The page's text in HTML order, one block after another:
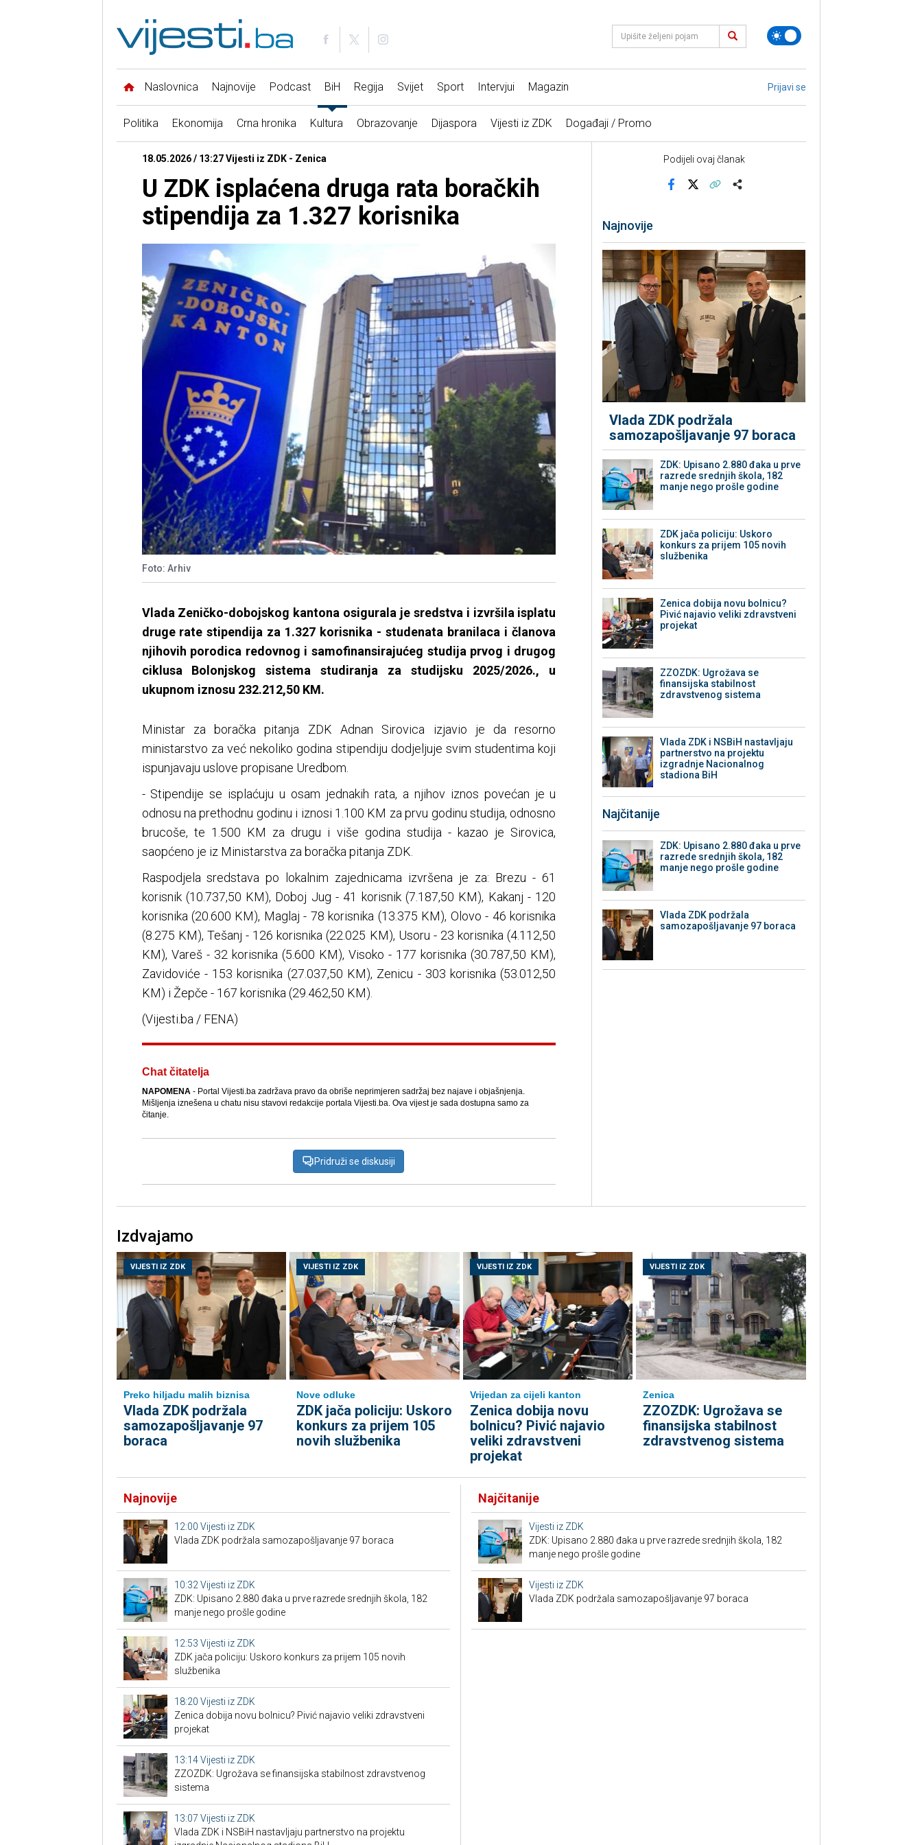
Naslovnica Najnovije Podcast BiH Regija Svijet Sport Intervjui Magazin Prijavi se
Politika Ekonomija Crna hronika Kultura Obrazovanje Dijaspora Vijesti iz ZDK Događaji / Promo
18.05.2026 / 13:27 Vijesti iz ZDK - Zenica
U ZDK isplaćena druga rata boračkih
stipendija za 1.327 korisnika
Foto: Arhiv
Vlada Zeničko-dobojskog kantona osigurala je sredstva i izvršila isplatu
druge rate stipendija za 1.327 korisnika - studenata branilaca i članova
njihovih porodica redovnog i samofinansirajućeg studija prvog i drugog
ciklusa Bolonjskog sistema studiranja za studijsku 2025/2026., u
ukupnom iznosu 232.212,50 KM.
Ministar za boračka pitanja ZDK Adnan Sirovica izjavio je da resorno
ministarstvo za već nekoliko godina stipendiju dodjeljuje svim studentima koji
ispunjavaju uslove propisane Uredbom.
- Stipendije se isplaćuju u osam jednakih rata, a njihov iznos povećan je u
odnosu na prethodnu godinu i iznosi 1.100 KM za prvu godinu studija, odnosno
brucoše, te 1.500 KM za drugu i više godina studija - kazao je Sirovica,
saopćeno je iz Ministarstva za boračka pitanja ZDK.
Raspodjela sredstava po lokalnim zajednicama izvršena je za: Brezu - 61
korisnik (10.737,50 KM), Doboj Jug - 41 korisnik (7.187,50 KM), Kakanj - 120
korisnika (20.600 KM), Maglaj - 78 korisnika (13.375 KM), Olovo - 46 korisnika
(8.275 KM), Tešanj - 126 korisnika (22.025 KM), Usoru - 23 korisnika (4.112,50
KM), Vareš - 32 korisnika (5.600 KM), Visoko - 177 korisnika (30.787,50 KM),
Zavidoviće - 153 korisnika (27.037,50 KM), Zenicu - 303 korisnika (53.012,50
KM) i Žepče - 167 korisnika (29.462,50 KM).
(Vijesti.ba / FENA)
Chat čitatelja
NAPOMENA- Portal Vijesti.ba zadržava pravo da obriše neprimjeren sadržaj bez najave i objašnjenja.
Mišljenja iznešena u chatu nisu stavovi redakcije portala Vijesti.ba. Ova vijest je sada dostupna samo za
čitanje.
Pridruži se diskusiji
Podijeli ovaj članak
Najnovije
Vlada ZDK podržala
samozapošljavanje 97 boraca
ZDK: Upisano 2.880 đaka u prve
razrede srednjih škola, 182
manje nego prošle godine
ZDK jača policiju: Uskoro
konkurs za prijem 105 novih
službenika
Zenica dobija novu bolnicu?
Pivić najavio veliki zdravstveni
projekat
ZZOZDK: Ugrožava se
finansijska stabilnost
zdravstvenog sistema
Vlada ZDK i NSBiH nastavljaju
partnerstvo na projektu
izgradnje Nacionalnog
stadiona BiH
Najčitanije
ZDK: Upisano 2.880 đaka u prve
razrede srednjih škola, 182
manje nego prošle godine
Vlada ZDK podržala
samozapošljavanje 97 boraca
Izdvajamo
VIJESTI IZ ZDK
Preko hiljadu malih biznisa
Vlada ZDK podržala
samozapošljavanje 97
boraca
VIJESTI IZ ZDK
Nove odluke
ZDK jača policiju: Uskoro
konkurs za prijem 105
novih službenika
VIJESTI IZ ZDK
Vrijedan za cijeli kanton
Zenica dobija novu
bolnicu? Pivić najavio
veliki zdravstveni
projekat
VIJESTI IZ ZDK
Zenica
ZZOZDK: Ugrožava se
finansijska stabilnost
zdravstvenog sistema
Najnovije
12:00 Vijesti iz ZDK
Vlada ZDK podržala samozapošljavanje 97 boraca
10:32 Vijesti iz ZDK
ZDK: Upisano 2.880 đaka u prve razrede srednjih škola, 182
manje nego prošle godine
12:53 Vijesti iz ZDK
ZDK jača policiju: Uskoro konkurs za prijem 105 novih
službenika
18:20 Vijesti iz ZDK
Zenica dobija novu bolnicu? Pivić najavio veliki zdravstveni
projekat
13:14Vijesti iz ZDK
ZZOZDK: Ugrožava se finansijska stabilnost zdravstvenog
sistema
13:07 Vijesti iz ZDK
Vlada ZDK i NSBiH nastavljaju partnerstvo na projektu
Najčitanije
Vijesti iz ZDK
ZDK: Upisano 2.880 đaka u prve razrede srednjih škola, 182
manje nego prošle godine
Vijesti iz ZDK
Vlada ZDK podržala samozapošljavanje 97 boraca